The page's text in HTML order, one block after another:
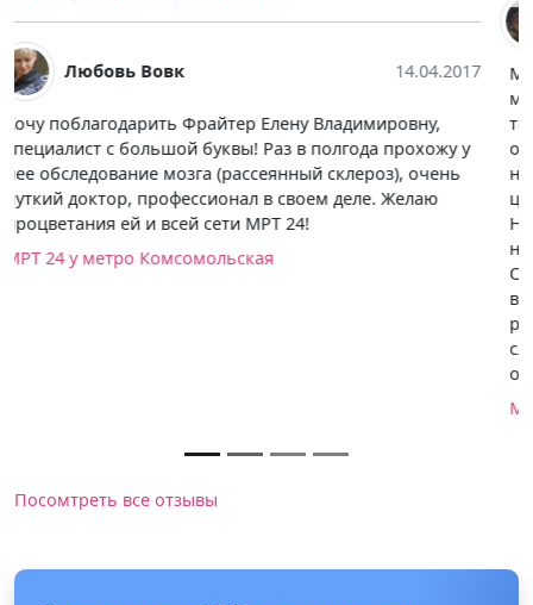
Валерия Силин 14.04.2017
Мне из-за подозрения на объемное образование
малого таза было показано МРТ обследование. Дали
талон на бесплатное сканирование (по полису), но
очередь была аж на месяц вперед. В общем решила я
не ждать и обследоваться за свой счет. Выбирала
центр по цене, и конечно, по качеству оборудования.
Нашла МРТ 24 на Каланчевской улице (как раз
неподалеку). Уже на следующий день обследовалась.
О центре остались только положительные эмоции,
Посомтреть все отзывы